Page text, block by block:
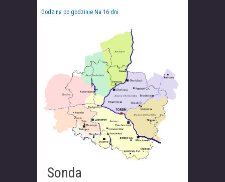
Godzina po godzinie Na 16 dni
Sonda